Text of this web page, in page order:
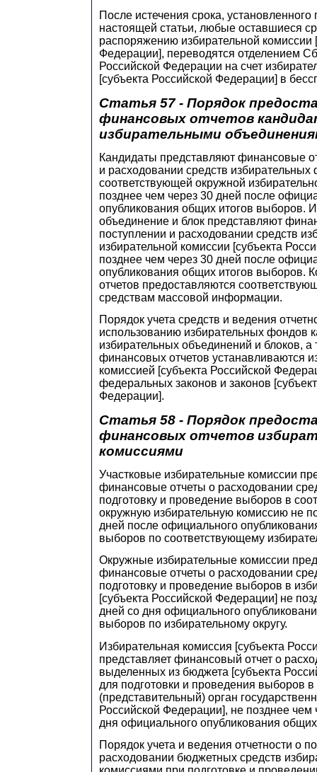
После истечения срока,
настоящей статьи, любые оставшиеся
распоряжению избирательной комиссии
Федерации], переводятся отделением
Российской Федерации на счет
[субъекта Российской Федерации] в
Статья 57 - Порядок
финансовых отчетов
избирательными
Кандидаты представляют финансовые
и расходовании средств избирательных
соответствующей окружной
позднее чем через 30 дней после
опубликования общих итогов выборов.
объединение и блок представляют
поступлении и расходовании средств
избирательной комиссии [субъекта
позднее чем через 30 дней после
опубликования общих итогов выборов.
отчетов предоставляются
средствам массовой информации.
Порядок учета средств и ведения
использованию избирательных фондов
избирательных объединений и блоков,
финансовых отчетов устанавливаются
комиссией [субъекта Российской
федеральных законов и законов
Федерации].
Статья 58 - Порядок
финансовых отчетов
комиссиями
Участковые избирательные комиссии
финансовые отчеты о расходовании
подготовку и проведение выборов в
окружную избирательную комиссию не
дней после официального
выборов по соответствующему
Окружные избирательные комиссии
финансовые отчеты о расходовании
подготовку и проведение выборов в
[субъекта Российской Федерации] не
дней со дня официального
выборов по избирательному округу.
Избирательная комиссия [субъекта
представляет финансовый отчет о
выделенных из бюджета [субъекта
для подготовки и проведения выборов
(представительный) орган
Российской Федерации], не позднее чем
дня официального опубликования
Порядок учета и ведения отчетности о
расходовании бюджетных средств